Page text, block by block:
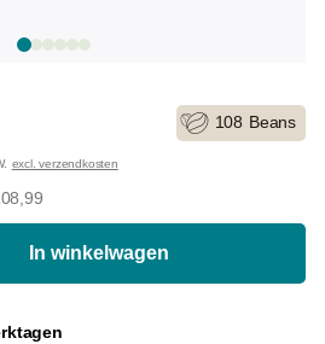
excl. verzendkosten
108 Beans
In winkelwagen